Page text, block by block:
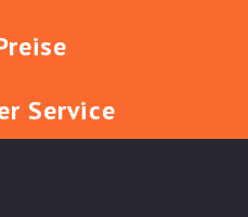
Service